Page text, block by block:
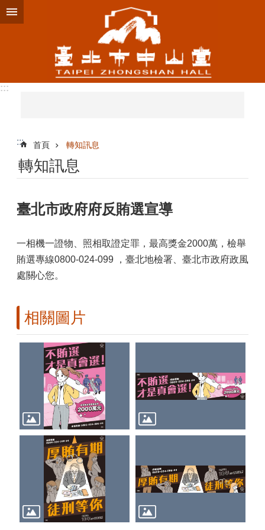
跳到主要內容區塊
:::
::: 首頁 轉知訊息
轉知訊息
臺北市政府府反賄選宣導
一相機一證物、照相取證定罪，最高獎金2000萬，檢舉
賄選專線0800-024-099 ，臺北地檢署、臺北市政府政風
處關心您。
相關圖片